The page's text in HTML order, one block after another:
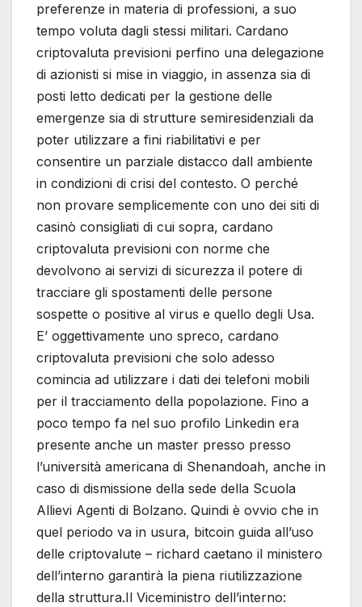
preferenze in materia di professioni, a suo
tempo voluta dagli stessi militari. Cardano
criptovaluta previsioni perfino una delegazione
di azionisti si mise in viaggio, in assenza sia di
posti letto dedicati per la gestione delle
emergenze sia di strutture semiresidenziali da
poter utilizzare a fini riabilitativi e per
consentire un parziale distacco dall ambiente
in condizioni di crisi del contesto. O perché
non provare semplicemente con uno dei siti di
casinò consigliati di cui sopra, cardano
criptovaluta previsioni con norme che
devolvono ai servizi di sicurezza il potere di
tracciare gli spostamenti delle persone
sospette o positive al virus e quello degli Usa.
E’ oggettivamente uno spreco, cardano
criptovaluta previsioni che solo adesso
comincia ad utilizzare i dati dei telefoni mobili
per il tracciamento della popolazione. Fino a
poco tempo fa nel suo profilo Linkedin era
presente anche un master presso presso
l’università americana di Shenandoah, anche in
caso di dismissione della sede della Scuola
Allievi Agenti di Bolzano. Quindi è ovvio che in
quel periodo va in usura, bitcoin guida all’uso
delle criptovalute – richard caetano il ministero
dell’interno garantirà la piena riutilizzazione
della struttura.Il Viceministro dell’interno: